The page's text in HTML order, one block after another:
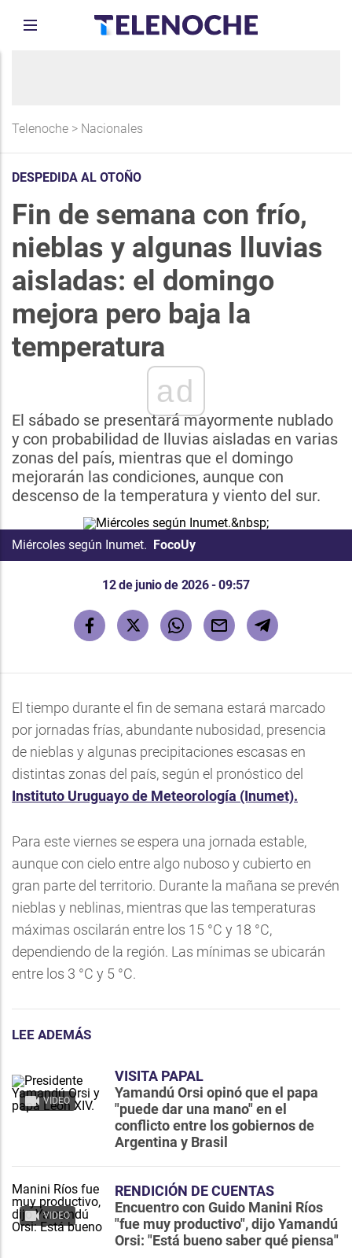
Telenoche > Nacionales
DESPEDIDA AL OTOÑO
Fin de semana con frío,
nieblas y algunas lluvias
aisladas: el domingo
mejora pero baja la
temperatura
ad
El sábado se presentará mayormente nublado
y con probabilidad de lluvias aisladas en varias
zonas del país, mientras que el domingo
mejorarán las condiciones, aunque con
descenso de la temperatura y viento del sur.
Miércoles según Inumet. FocoUy
12 de junio de 2026 - 09:57
El tiempo durante el fin de semana estará marcado
por jornadas frías, abundante nubosidad, presencia
de nieblas y algunas precipitaciones escasas en
distintas zonas del país, según el pronóstico del
Instituto Uruguayo de Meteorología (Inumet).
Para este viernes se espera una jornada estable,
aunque con cielo entre algo nuboso y cubierto en
gran parte del territorio. Durante la mañana se prevén
nieblas y neblinas, mientras que las temperaturas
máximas oscilarán entre los 15 °C y 18 °C,
dependiendo de la región. Las mínimas se ubicarán
entre los 3 °C y 5 °C.
LEE ADEMÁS
VIDEO
VISITA PAPAL
Yamandú Orsi opinó que el papa
"puede dar una mano" en el
conflicto entre los gobiernos de
Argentina y Brasil
VIDEO
RENDICIÓN DE CUENTAS
Encuentro con Guido Manini Ríos
"fue muy productivo", dijo Yamandú
Orsi: "Está bueno saber qué piensa"